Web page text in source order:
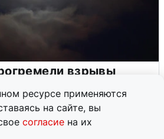
ресурсе применяются
на сайте, вы
согласие на их
взрывы